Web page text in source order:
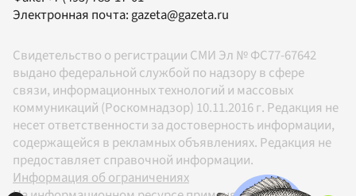
Электронная почта:gazeta@gazeta.ru
Свидетельство о регистрации СМИ Эл № ФС77-67642
выдано федеральной службой по надзору в сфере
связи, информационных технологий и массовых
коммуникаций (Роскомнадзор) 10.11.2016 г. Редакция не
несет ответственности за достоверность информации,
содержащейся в рекламных объявлениях. Редакция не
предоставляет справочной информации.
Информация об ограничениях